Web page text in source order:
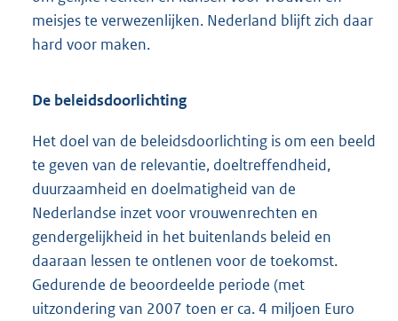
meisjes te verwezenlijken. Nederland blijft zich daar
hard voor maken.
De beleidsdoorlichting
Het doel van de beleidsdoorlichting is om een beeld
te geven van de relevantie, doeltreffendheid,
duurzaamheid en doelmatigheid van de
Nederlandse inzet voor vrouwenrechten en
gendergelijkheid in het buitenlands beleid en
daaraan lessen te ontlenen voor de toekomst.
Gedurende de beoordeelde periode (met
uitzondering van 2007 toen er ca. 4 miljoen Euro